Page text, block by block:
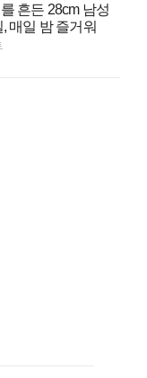
흔든 28cm 남성
매일 밤 즐거워